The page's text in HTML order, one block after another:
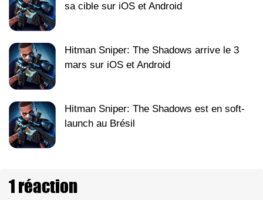
sa cible sur iOS et Android
Hitman Sniper: The Shadows arrive le 3
mars sur iOS et Android
Hitman Sniper: The Shadows est en soft-
launch au Brésil
1 réaction